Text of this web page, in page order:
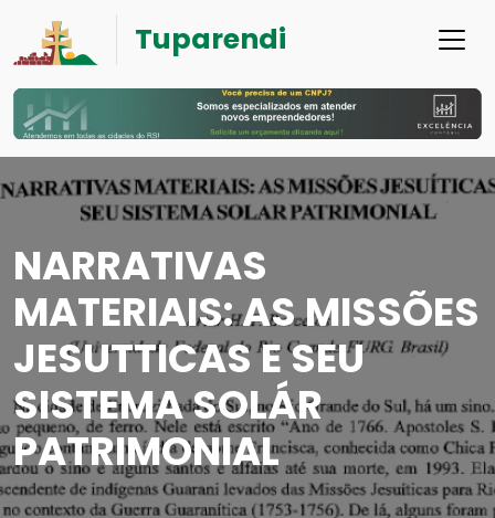
Tuparendi
NARRATIVAS
MATERIAIS: AS MISSÕES
JESUTTICAS E SEU
SISTEMA SOLÁR
PATRIMONIAL